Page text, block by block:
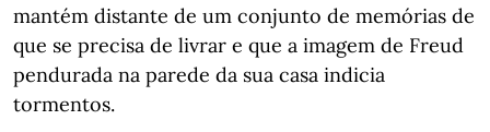
mantém distante de um conjunto de memórias de
que se precisa de livrar e que a imagem de Freud
pendurada na parede da sua casa indicia
tormentos.